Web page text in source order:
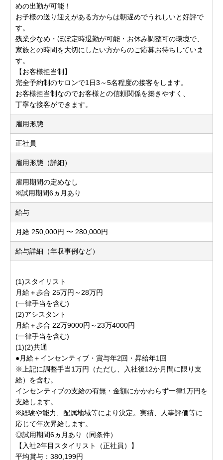
めの出勤が可能！
お子様の送り迎えがある方からは朝遅めでうれしいと好評で
す。
残業少なめ・ほぼ定時退勤が可能・お休み調整可の環境で、
家族との時間を大切にしたい方からのご応募お待ちしていま
す。
【お客様担当制】
完全予約制のサロンで1日3～5名程度の接客をします。
お客様担当制なのでお客様との信頼関係を築きやすく、
丁寧な接客ができます。
雇用形態
正社員
雇用形態（詳細）
雇用期間の定めなし
※試用期間6ヵ月あり
給与
月給 250,000円 〜 280,000円
給与詳細（年収事例など）
(1)スタイリスト
月給＋歩合 25万円～28万円
(一律手当を含む)
(2)アシスタント
月給＋歩合 22万9000円～23万4000円
(一律手当を含む)
(1)(2)共通
●月給＋インセンティブ・賞与年2回・昇給年1回
※上記に調整手当1万円（ただし、入社後12か月間に限り支
給）を含む。
インセンティブの支給の有無・金額にかかわらず一律1万円を
支給します。
※経験や能力、配属地域等により決定。実績、人事評価等に
応じて年次昇給します。
◎試用期間6ヵ月あり（同条件）
【入社2年目スタイリスト（正社員）】
平均賞与：380,199円